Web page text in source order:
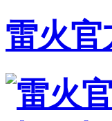
雷火